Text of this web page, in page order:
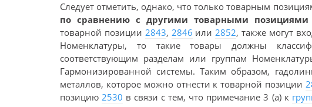
Следует отметить, однако, что только товарным
по сравнению с другими товарными позициями
товарной позиции 2843, 2846 или2852, также могут
Номенклатуры, то такие товары должны
соответствующим разделам или группам
Гармонизированной системы. Таким образом,
металлов, которое можно отнести к товарной позиции
позицию2530 в связи с тем, что примечание 3 (а) к